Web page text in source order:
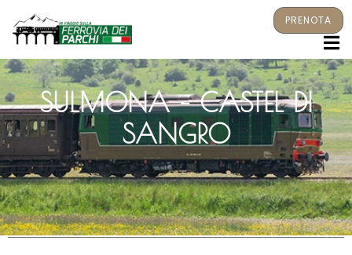
PRENOTA
SULMONA – CASTEL DI
SANGRO